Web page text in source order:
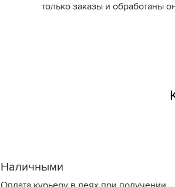
только заказы и обработаны
Наличными